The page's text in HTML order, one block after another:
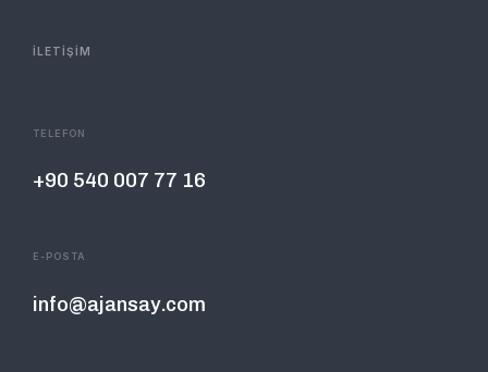
İLETİŞİM
TELEFON
+90 540 007 77 16
E-POSTA
info@ajansay.com